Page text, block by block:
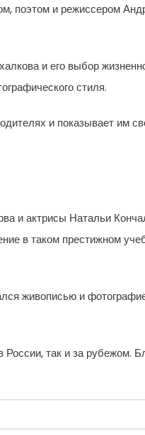
поэтом и режиссером
и его выбор
стиля.
и показывает им
и актрисы Натальи
в таком престижном
живописью и
так и за рубежом.